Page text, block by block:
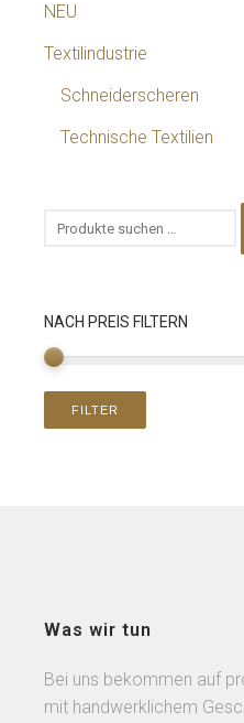
NEU
Textilindustrie
Schneiderscheren
Technische Textilien
NACH PREIS FILTERN
FILTER
Was wir tun
Bei uns bekommen auf
mit handwerklichem